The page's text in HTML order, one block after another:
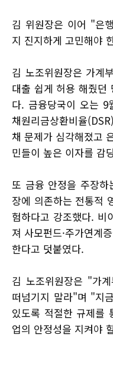
김 위원장은 이어 "은
지 진지하게 고민해야
김 노조위원장은 가계
대출 쉽게 허용 해줬던
다. 금융당국이 오는 9
채원리금상환비율
채 문제가 심각해졌고
민들이 높은 이자를 감
또 금융 안정을 주장하
장에 의존하는 전통적
험하다고 강조했다. 비
져 사모펀드·주가연계
한다고 덧붙였다.
김 노조위원장은 "가
떠넘기지 말라"며 "지
있도록 적절한 규제를
업의 안정성을 지켜야